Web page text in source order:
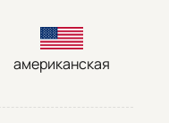
американская